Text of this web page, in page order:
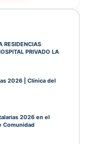
RESIDENCIAS
PRIVADO LA
2026 | Clínica del
2026 en el
Comunidad